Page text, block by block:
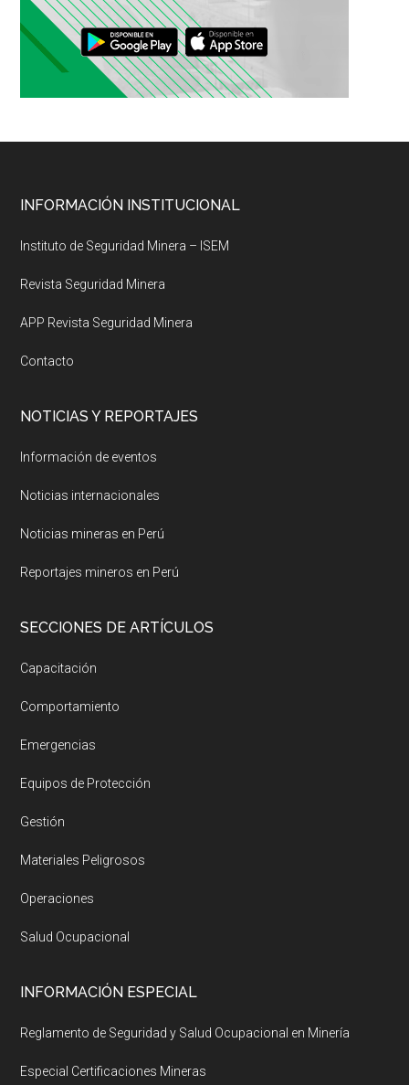
Footer
INFORMACIÓN INSTITUCIONAL
Instituto de Seguridad Minera – ISEM
Revista Seguridad Minera
APP Revista Seguridad Minera
Contacto
NOTICIAS Y REPORTAJES
Información de eventos
Noticias internacionales
Noticias mineras en Perú
Reportajes mineros en Perú
SECCIONES DE ARTÍCULOS
Capacitación
Comportamiento
Emergencias
Equipos de Protección
Gestión
Materiales Peligrosos
Operaciones
Salud Ocupacional
INFORMACIÓN ESPECIAL
Reglamento de Seguridad y Salud Ocupacional en Minería
Especial Certificaciones Mineras